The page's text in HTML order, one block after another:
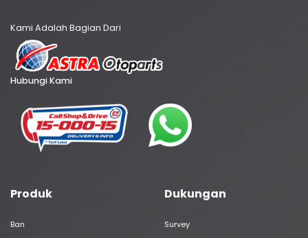
Kami Adalah Bagian Dari
Hubungi Kami
Produk
Ban
Dukungan
Survey